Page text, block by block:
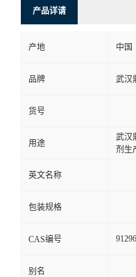
产品详请
产地 中国
品牌 武汉
货号
用途
武汉
剂生
英文名称
包装规格
CAS编号
别名